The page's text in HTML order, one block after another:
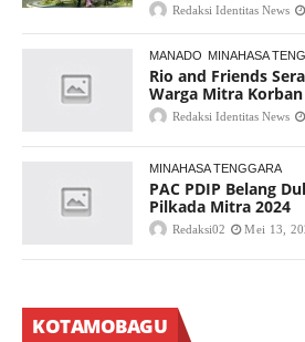
Redaksi Identitas News
MANADO MINAHASA
Rio and Friends
Warga Mitra Korban
Redaksi Identitas News
MINAHASA TENGGARA
PAC PDIP Belang
Pilkada Mitra 2024
Redaksi02 Mei 13,
KOTAMOBAGU